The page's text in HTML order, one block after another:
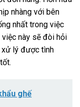
nhàng với bên
nhất trong việc
việc này sẽ đòi hỏi
xử lý được tình
ghế